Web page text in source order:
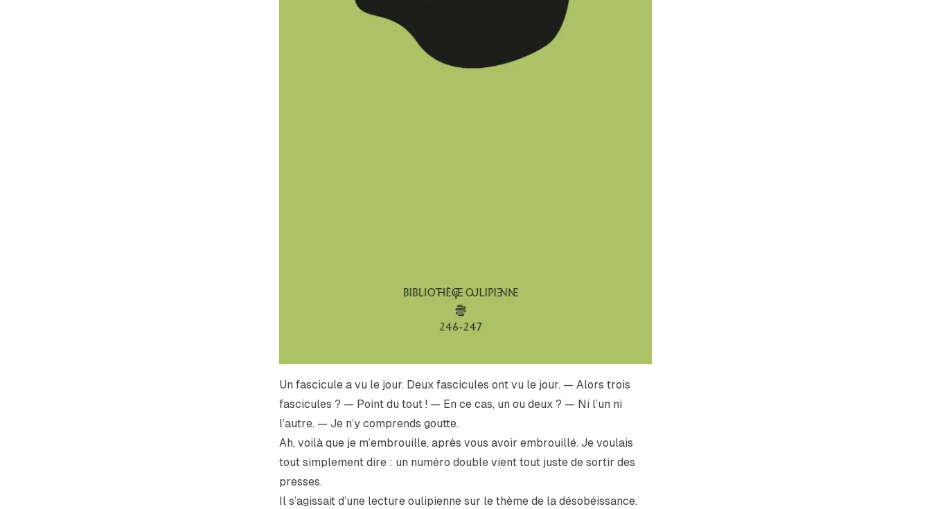
Un fascicule a vu le jour. Deux fascicules ont vu le jour. — Alors trois
fascicules ? — Point du tout ! — En ce cas, un ou deux ? — Ni l’un ni
l’autre. — Je n’y comprends goutte.
Ah, voilà que je m’embrouille, après vous avoir embrouillé. Je voulais
tout simplement dire : un numéro double vient tout juste de sortir des
presses.
Il s’agissait d’une lecture oulipienne sur le thème de la désobéissance.